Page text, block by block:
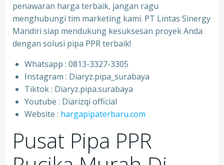
penawaran harga terbaik, jangan ragu
menghubungi tim marketing kami. PT Lintas Sinergy
Mandiri siap mendukung kesuksesan proyek Anda
dengan solusi pipa PPR terbaik!
Whatsapp : 0813-3327-3305
⁠Instagram : Diaryz.pipa_surabaya
⁠Tiktok : Diaryz.pipa.surabaya
⁠Youtube : Diarizqi official
⁠Website : hargapipaterbaru.com
Pusat Pipa PPR